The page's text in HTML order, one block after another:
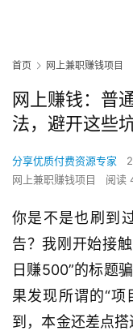
首页 网上兼职赚钱项目
网上赚钱：普
法，避开这些
分享优质付费资源专家
网上兼职赚钱项目
阅读
你是不是也刷到
告？我刚开始接触
日赚500”的标题
果发现所谓的“
到，本金还差点